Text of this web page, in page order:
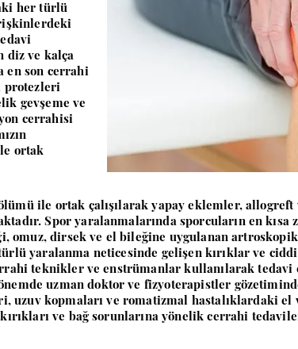
her türlü
diz ve kalça
en son cerrahi
protezleri
gevşeme ve
cerrahisi
ortak
ile ortak çalışılarak yapay eklemler,
Spor yaralanmalarında sporcuların en
omuz, dirsek ve el bileğine uygulanan
yaralanma neticesinde gelişen kırıklar ve
teknikler ve enstrümanlar kullanılarak
uzman doktor ve fizyoterapistler
uzuv kopmaları ve romatizmal hastalıklardaki el
ve bağ sorunlarına yönelik cerrahi